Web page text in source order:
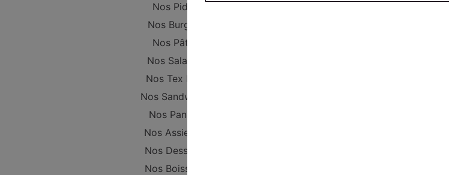
Nos Pides
Nos Burgers
Nos Pâtes
Nos Salades
Nos Tex Mex
Nos Sandwichs
Nos Paninis
Nos Assiettes
Nos Desserts
Nos Boissons